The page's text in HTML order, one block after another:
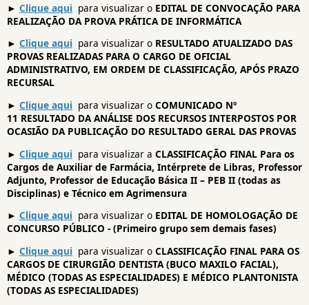
► Clique aqui para visualizar o EDITAL DE CONVOCAÇÃO PARA
REALIZAÇÃO DA PROVA PRÁTICA DE INFORMÁTICA
► Clique aqui para visualizar o RESULTADO ATUALIZADO DAS
PROVAS REALIZADAS PARA O CARGO DE OFICIAL
ADMINISTRATIVO, EM ORDEM DE CLASSIFICAÇÃO, APÓS PRAZO
RECURSAL
► Clique aqui para visualizar o COMUNICADO Nº
11 RESULTADO DA ANÁLISE DOS RECURSOS INTERPOSTOS POR
OCASIÃO DA PUBLICAÇÃO DO RESULTADO GERAL DAS PROVAS
► Clique aqui para visualizar a CLASSIFICAÇÃO FINAL Para os
Cargos de Auxiliar de Farmácia, Intérprete de Libras, Professor
Adjunto, Professor de Educação Básica II – PEB II (todas as
Disciplinas) e Técnico em Agrimensura
► Clique aqui para visualizar o EDITAL DE HOMOLOGAÇÃO DE
CONCURSO PÚBLICO - (Primeiro grupo sem demais fases)
► Clique aqui para visualizar o CLASSIFICAÇÃO FINAL PARA OS
CARGOS DE CIRURGIÃO DENTISTA (BUCO MAXILO FACIAL),
MÉDICO (TODAS AS ESPECIALIDADES) E MÉDICO PLANTONISTA
(TODAS AS ESPECIALIDADES)